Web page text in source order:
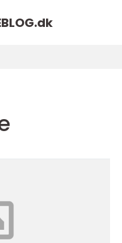
dk